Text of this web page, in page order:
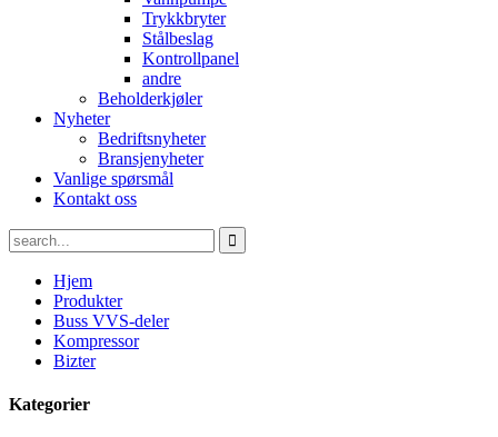
Trykkbryter
Stålbeslag
Kontrollpanel
andre
Beholderkjøler
Nyheter
Bedriftsnyheter
Bransjenyheter
Vanlige spørsmål
Kontakt oss
Hjem
Produkter
Buss VVS-deler
Kompressor
Bizter
Kategorier